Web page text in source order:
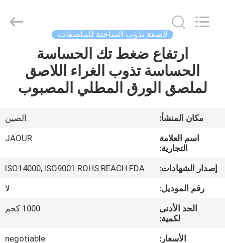
منتجات
معلومات
جولة
المصنع
مراقبة
الجودة
Adhesive
Products
لاصقة تذوب الساخنة للملصقات
ارتفاع ضغط تك الحساسة
الحساسة تذوب الغراء اللاصق
لملصق الورق المطلي المصبوب
مكان المنشأ:
الصين
اسم العلامة
التجارية:
JAOUR
إصدار الشهادات:
ISO14000, ISO9001 ROHS REACH FDA
رقم الموديل:
لا
الحد الأدنى
لكمية:
1000 كجم
الأسعار:
negotiable